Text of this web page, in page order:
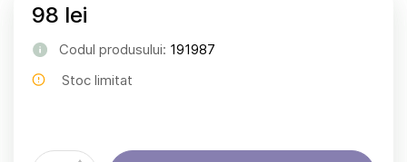
98 lei
Codul produsului: 191987
Stoc limitat